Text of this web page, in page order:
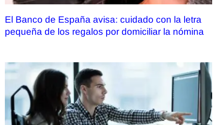
El Banco de España avisa: cuidado con la letra
pequeña de los regalos por domiciliar la nómina